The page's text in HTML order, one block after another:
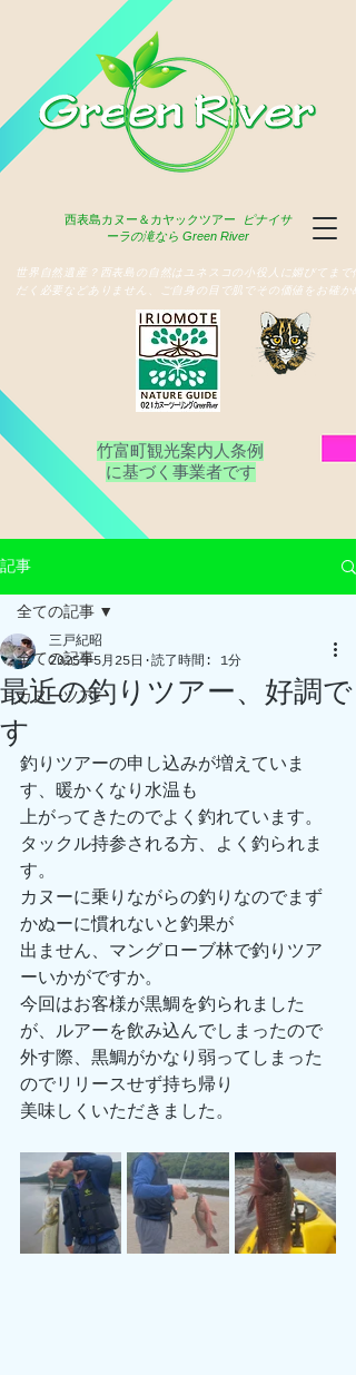
西表島カヌー＆カヤックツアー
ピナイサ
ーラの滝なら Green River
竹富町観光案内人条例
​に基づく事業者です
世界自然遺産？西表島の自然はユネスコの小役人に媚びてまで
だく必要などありません、ご自身の目で肌でその価値をお確か
記事
全ての記事
カヌーツアー
全ての記事
最近の釣りツアー、好調で
す
三戸紀昭
2025年5月25日
読了時間: 1分
釣りツアーの申し込みが増えていま
す、暖かくなり水温も
上がってきたのでよく釣れています。
タックル持参される方、よく釣られま
す。
カヌーに乗りながらの釣りなのでまず
かぬーに慣れないと釣果が
出ません、マングローブ林で釣りツア
ーいかがですか。
今回はお客様が黒鯛を釣られました
が、ルアーを飲み込んでしまったので
外す際、黒鯛がかなり弱ってしまった
のでリリースせず持ち帰り
美味しくいただきました。